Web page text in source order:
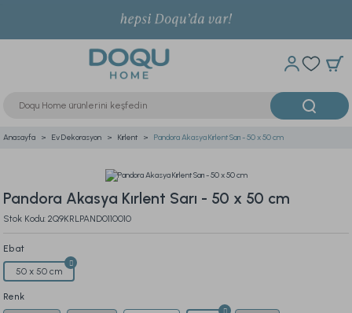
Anasayfa Ev Dekorasyon Kırlent Pandora Akasya Kırlent Sarı - 50 x 50 cm
Pandora Akasya Kırlent Sarı - 50 x 50 cm
Stok Kodu: 2Q9KRLPAND0110010
Ebat
50 x 50 cm
Renk